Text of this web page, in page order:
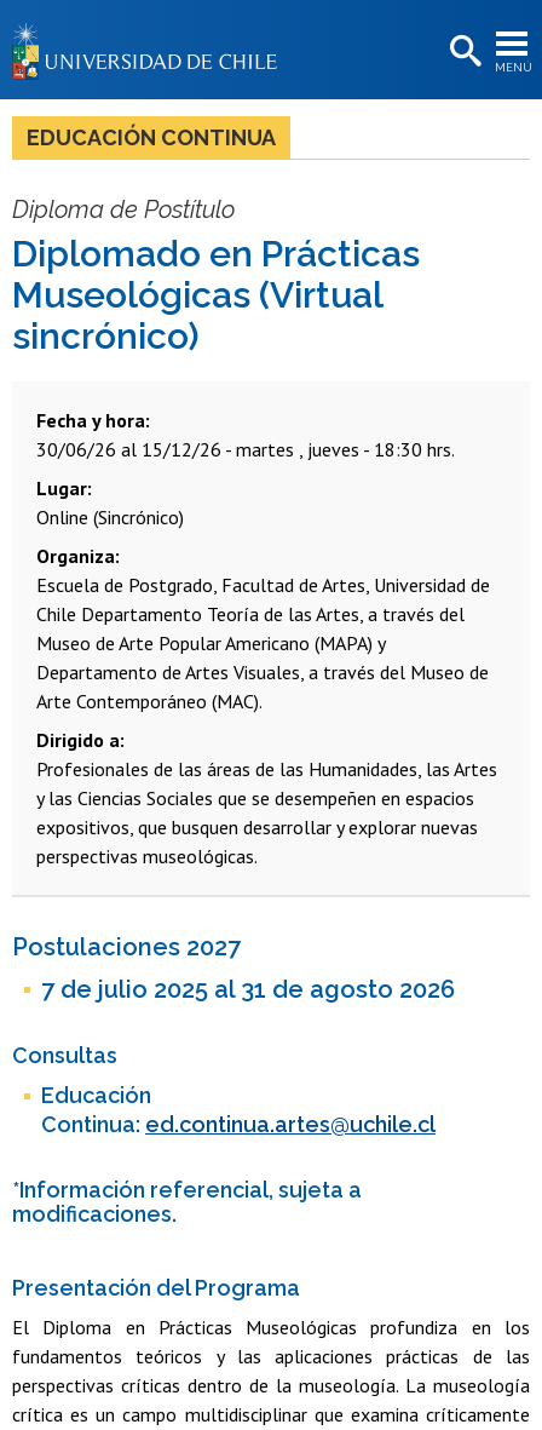
MENÚ
BIBLIOTECAS
LA UNIVERSIDAD
Estudiantes
Académicas/os
EDUCACIÓN CONTINUA
Diploma de Postítulo
Diplomado en Prácticas
Museológicas (Virtual
sincrónico)
Fecha y hora
30/06/26 al 15/12/26 - martes , jueves - 18:30 hrs.
Lugar
Online (Sincrónico)
Organiza
Escuela de Postgrado, Facultad de Artes, Universidad de
Chile Departamento Teoría de las Artes, a través del
Museo de Arte Popular Americano (MAPA) y
Departamento de Artes Visuales, a través del Museo de
Arte Contemporáneo (MAC).
Dirigido a
Profesionales de las áreas de las Humanidades, las Artes
y las Ciencias Sociales que se desempeñen en espacios
expositivos, que busquen desarrollar y explorar nuevas
perspectivas museológicas.
Postulaciones 2027
7 de julio 2025 al 31 de agosto 2026
Consultas
Educación
Continua: ed.continua.artes@uchile.cl
*Información referencial, sujeta a
modificaciones.
Presentación del Programa
El Diploma en Prácticas Museológicas profundiza en los
fundamentos teóricos y las aplicaciones prácticas de las
perspectivas críticas dentro de la museología. La museología
crítica es un campo multidisciplinar que examina críticamente